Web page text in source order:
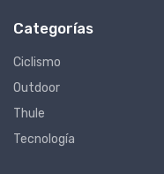
Categorías
Ciclismo
Outdoor
Thule
Tecnología